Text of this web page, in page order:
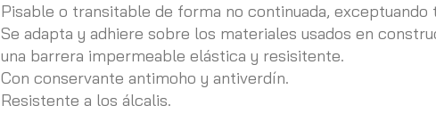
Pisable o transitable de forma no continuada, exceptuando
Se adapta y adhiere sobre los materiales usados en
una barrera impermeable elástica y resisitente.
Con conservante antimoho y antiverdín.
Resistente a los álcalis.